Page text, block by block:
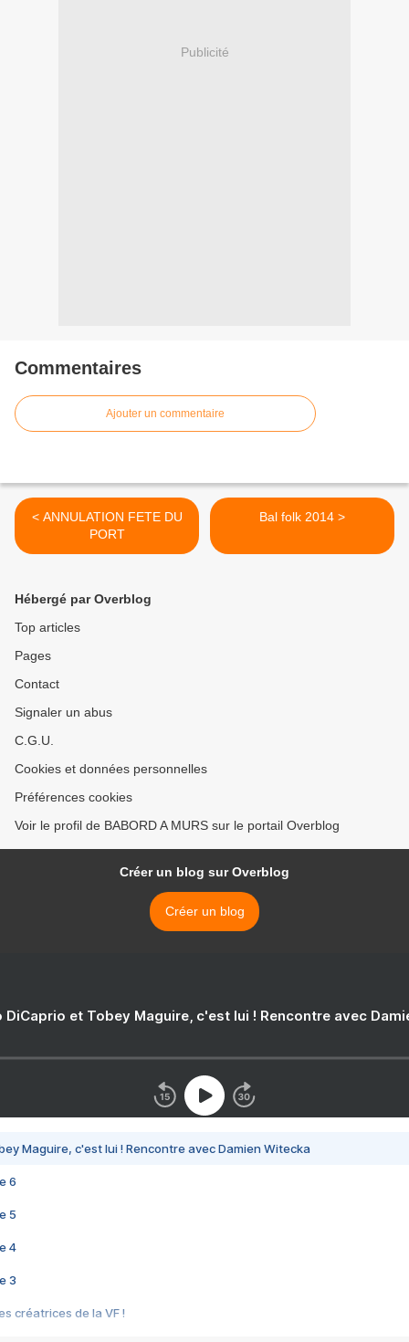
Publicité
Commentaires
Ajouter un commentaire
< ANNULATION FETE DU
PORT
Bal folk 2014 >
Hébergé par Overblog
Top articles
Pages
Contact
Signaler un abus
C.G.U.
Cookies et données personnelles
Préférences cookies
Voir le profil de BABORD A MURS sur le portail Overblog
Créer un blog sur Overblog
Créer un blog
DiCaprio et Tobey Maguire, c'est lui ! Rencontre avec
Maguire, c'est lui ! Rencontre avec Damien Witecka
6
5
4
3
créatrices de la VF !